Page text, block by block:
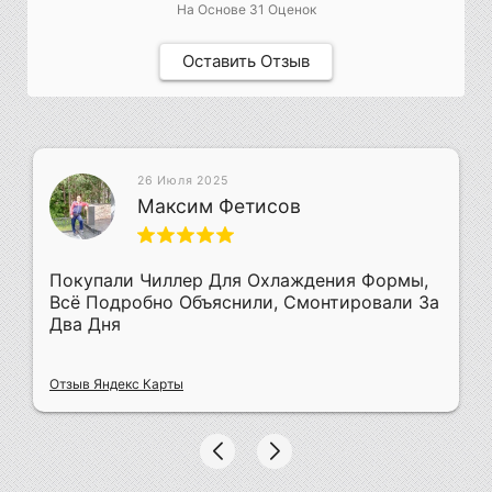
На Основе 31 Оценок
Оставить Отзыв
26 Июля 2025
Максим Фетисов
Покупали Чиллер Для Охлаждения Формы,
Всё Подробно Объяснили, Смонтировали За
Два Дня
Отзыв Яндекс Карты